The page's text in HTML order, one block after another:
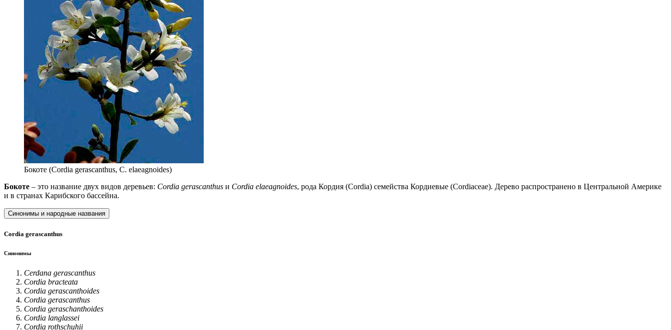
Бокоте (Cordia gerascanthus, C. elaeagnoides)
Бокоте – это название двух видов деревьев: Cordia gerascanthus и Cordia elaeagnoides, рода Кордия (Cordia) семейства Кордиевые (Cordiaceae). Дерево распространено в Центральной Америке
и в странах Карибского бассейна.
Синонимы и народные названия
Cordia gerascanthus
Синонимы
Cerdana gerascanthus
Cordia bracteata
Cordia gerascanthoides
Cordia gerascanthus
Cordia geraschanthoides
Cordia langlassei
Cordia rothschuhii